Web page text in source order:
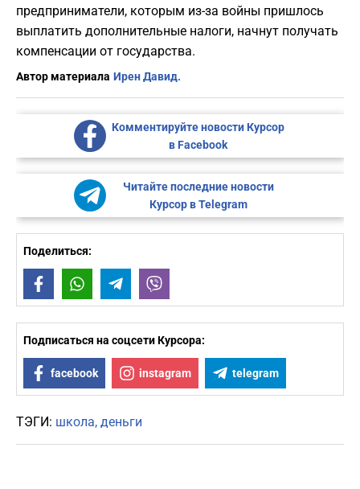
предприниматели, которым из-за войны пришлось
выплатить дополнительные налоги, начнут получать
компенсации от государства.
Автор материала Ирен Давид.
Комментируйте новости Курсор
в Facebook
Читайте последние новости
Курсор в Telegram
Поделиться:
FacebookWhatsAppTelegram
Подписаться на соцсети Курсора:
facebook instagram telegram
ТЭГИ: школа деньги